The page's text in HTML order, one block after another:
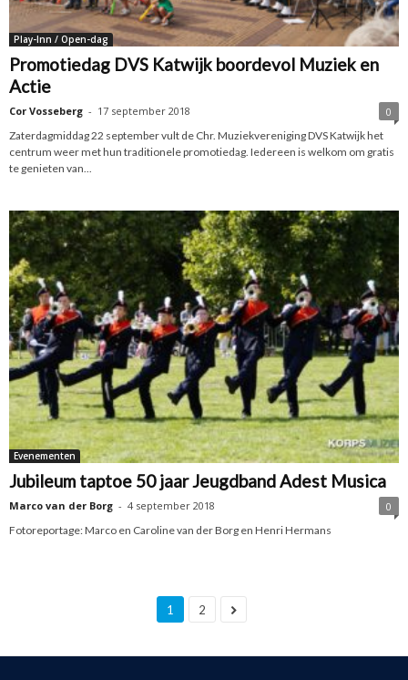
Play-Inn / Open-dag
Promotiedag DVS Katwijk boordevol Muziek en
Actie
Cor Vosseberg - 17 september 2018
0
Zaterdagmiddag 22 september vult de Chr. Muziekvereniging DVS Katwijk het
centrum weer met hun traditionele promotiedag. Iedereen is welkom om gratis
te genieten van...
Evenementen
Jubileum taptoe 50 jaar Jeugdband Adest Musica
Marco van der Borg - 4 september 2018
0
Fotoreportage: Marco en Caroline van der Borg en Henri Hermans
1 2